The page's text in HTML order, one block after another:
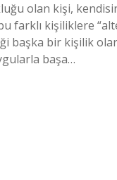
olan kişi,
farklı kişiliklere
başka bir kişilik
başa…